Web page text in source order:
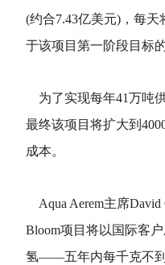
(约合7.43亿美元)，每天
于该项目第一阶段目标的
为了实现每年41万吨
最终该项目将扩大到
成本。
Aqua Aerem主席David
Bloom项目将以国际客
氢——五年内每千克不到